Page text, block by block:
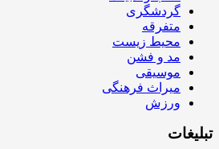
گردشگری
متفرقه
محیط زیست
مد و فشن
موسیقی
میراث فرهنگی
ورزش
تبلیغات